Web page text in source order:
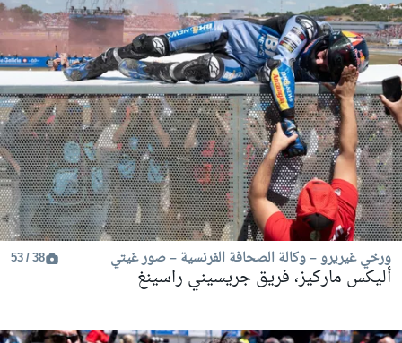
ورخي غيريرو – وكالة الصحافة الفرنسية – صور غيتي 38 / 53
أليكس ماركيز، فريق جريسيني راسينغ